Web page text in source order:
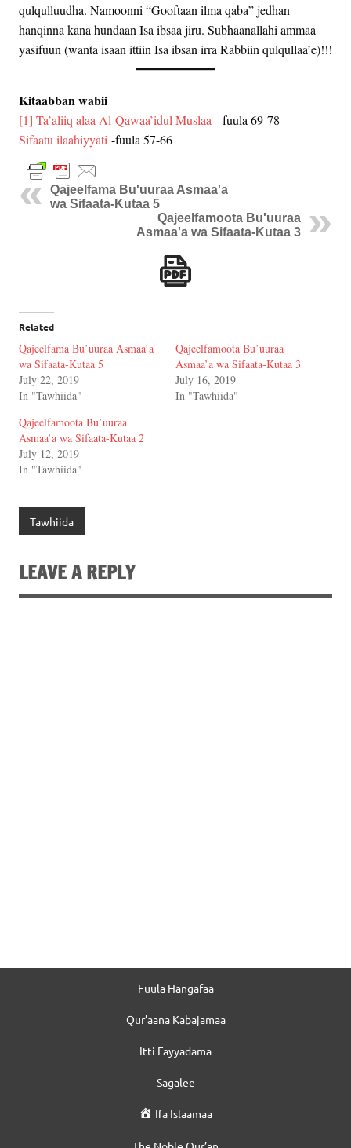
qulqulluudha. Namoonni “Gooftaan ilma qaba” jedhan
hanqinna kana hundaan Isa ibsaa jiru. Subhaanallahi ammaa
yasifuun (wanta isaan ittiin Isa ibsan irra Rabbiin qulqullaa’e)!!!
Kitaabban wabii
[1] Ta’aliiq alaa Al-Qawaa’idul Muslaa- fuula 69-78
Sifaatu ilaahiyyati -fuula 57-66
Qajeelfama Bu'uuraa Asmaa'a
wa Sifaata-Kutaa 5
Qajeelfamoota Bu'uuraa
Asmaa'a wa Sifaata-Kutaa 3
Related
Qajeelfama Bu’uuraa Asmaa’a
wa Sifaata-Kutaa 5
July 22, 2019
In "Tawhiida"
Qajeelfamoota Bu’uuraa
Asmaa’a wa Sifaata-Kutaa 3
July 16, 2019
In "Tawhiida"
Qajeelfamoota Bu’uuraa
Asmaa’a wa Sifaata-Kutaa 2
July 12, 2019
In "Tawhiida"
Tawhiida
LEAVE A REPLY
Fuula Hangafaa
Qur’aana Kabajamaa
Itti Fayyadama
Sagalee
Ifa Islaamaa